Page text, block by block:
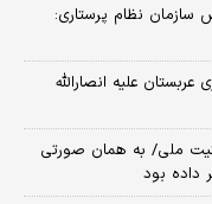
سازمان نظام پرستاری:
علیه انصارالله
ملی/ به همان صورتی
داده بود